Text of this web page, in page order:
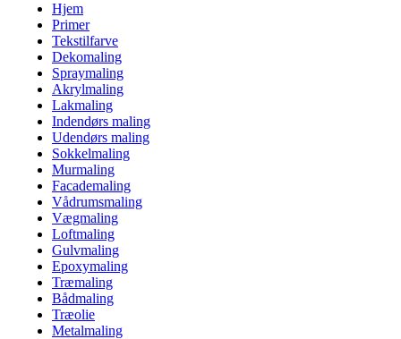
Hjem
Primer
Tekstilfarve
Dekomaling
Spraymaling
Akrylmaling
Lakmaling
Indendørs maling
Udendørs maling
Sokkelmaling
Murmaling
Facademaling
Vådrumsmaling
Vægmaling
Loftmaling
Gulvmaling
Epoxymaling
Træmaling
Bådmaling
Træolie
Metalmaling